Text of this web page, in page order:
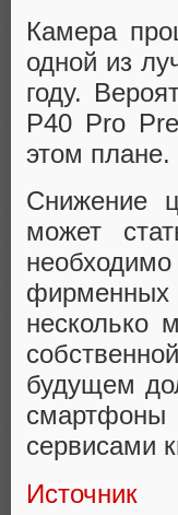
Камера
одной из
году.
P40 Pro
этом плане.
Снижение
может
несколько
будущем
смартфоны
сервисами
Источник